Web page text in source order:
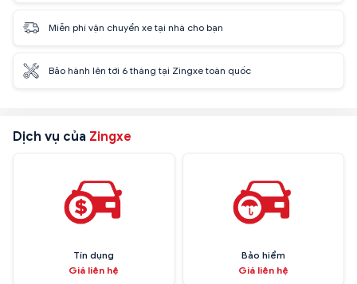
Miễn phí vận chuyển xe tại nhà cho bạn
Bảo hành lên tới 6 tháng tại Zingxe toàn quốc
Dịch vụ của Zingxe
Tín dụng
Giá liên hệ
Bảo hiểm
Giá liên hệ